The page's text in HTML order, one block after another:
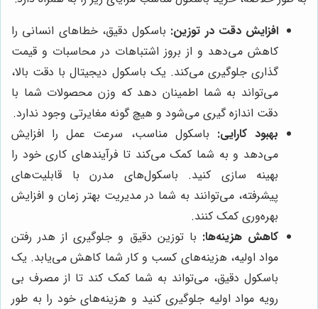
افزایش دقت در توزین: باسکول دقیق، خطاهای انسانی را
کاهش می‌دهد و از بروز اشتباهات در محاسبات و قیمت
گذاری جلوگیری می‌کند. یک باسکول دیجیتال با دقت بالا،
می‌تواند به شما اطمینان دهد که وزن محصولات شما با
دقت اندازه گیری می‌شود و هیچ گونه مغایرتی وجود ندارد.
بهبود کارایی: باسکول مناسب، سرعت عمل را افزایش
می‌دهد و به شما کمک می‌کند تا فرآیندهای کاری خود را
بهینه سازی کنید. باسکول‌های مدرن با قابلیت‌های
پیشرفته، می‌توانند به شما در مدیریت بهتر زمان و افزایش
بهره‌وری کمک کنند.
کاهش هزینه‌ها: با توزین دقیق و جلوگیری از هدر رفتن
مواد اولیه، هزینه‌های کسب و کار شما کاهش می‌یابد. یک
باسکول دقیق، می‌تواند به شما کمک کند تا از مصرف بی
رویه مواد اولیه جلوگیری کنید و هزینه‌های خود را به طور